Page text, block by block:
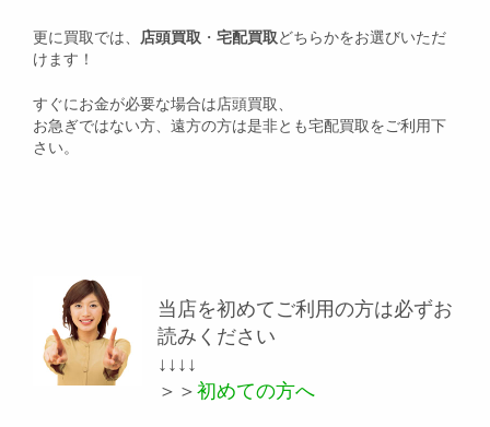
更に買取では、 店頭買取 ・ 宅配買取どちらかをお選びいただ
けます！
すぐにお金が必要な場合は店頭買取、
お急ぎではない方、遠方の方は是非とも宅配買取をご利用下
さい。
当店を初めてご利用の方は必ずお
読みください
↓↓↓↓
＞＞ 初めての方へ